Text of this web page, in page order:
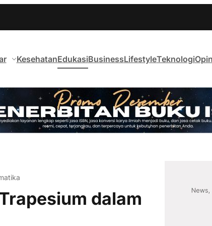
KesehatanEdukasiBusinessLifestyleTeknologi
dalam